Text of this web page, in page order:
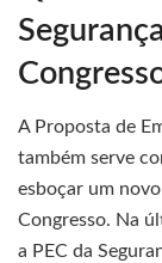
A Proposta de
também serve
esboçar um
Congresso. Na
a PEC da